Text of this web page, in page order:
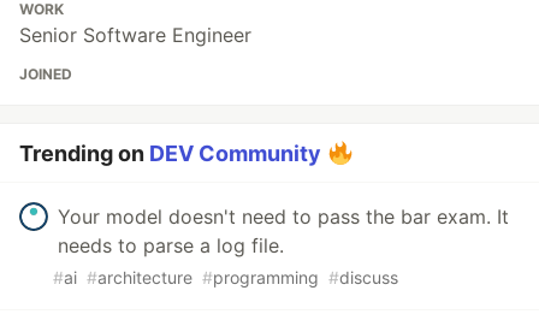
WORK
Senior Software Engineer
JOINED
Trending on DEV Community
Your model doesn't need to pass the bar exam. It
needs to parse a log file.
#ai #architecture #programming #discuss